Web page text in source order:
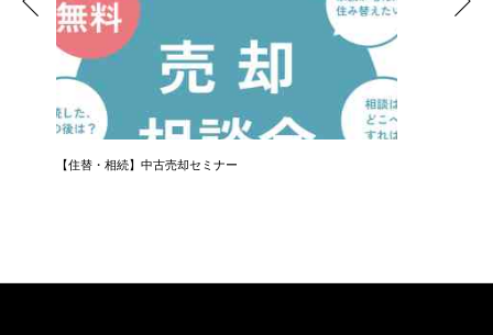
【住替・相続】中古売却セミナー